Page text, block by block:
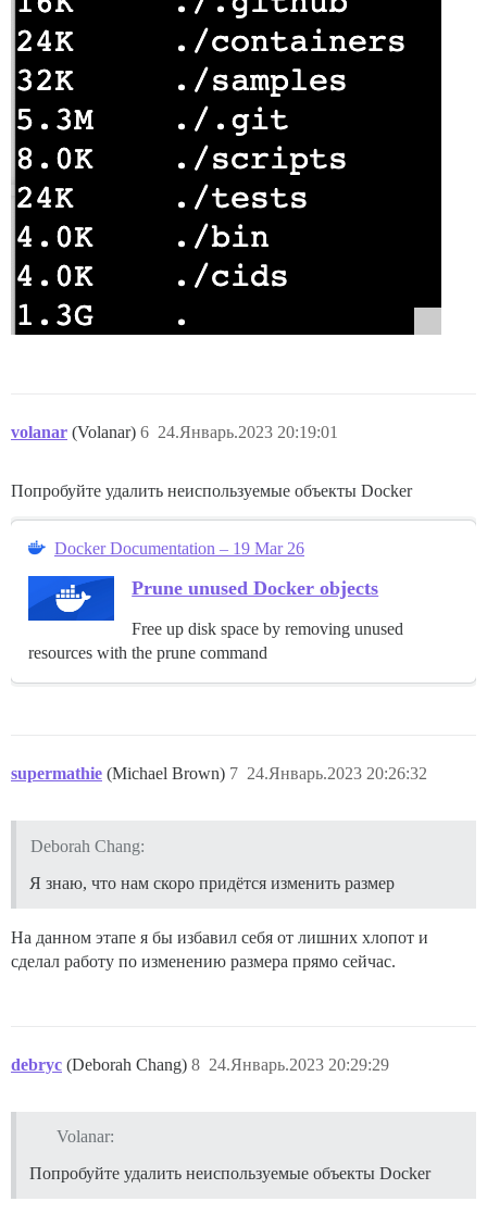
volanar (Volanar) 24.Январь.2023 20:19:01
6
Попробуйте удалить неиспользуемые объекты Docker
Docker Documentation – 19 Mar 26
Prune unused Docker objects
Free up disk space by removing unused
resources with the prune command
supermathie (Michael Brown) 24.Январь.2023 20:26:32
7
Deborah Chang:
Я знаю, что нам скоро придётся изменить размер
На данном этапе я бы избавил себя от лишних хлопот и
сделал работу по изменению размера прямо сейчас.
debryc (Deborah Chang) 24.Январь.2023 20:29:29
8
Volanar:
Попробуйте удалить неиспользуемые объекты Docker